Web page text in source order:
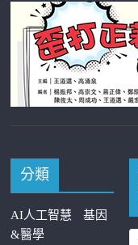
分類
AI人工智慧
基因
&醫學